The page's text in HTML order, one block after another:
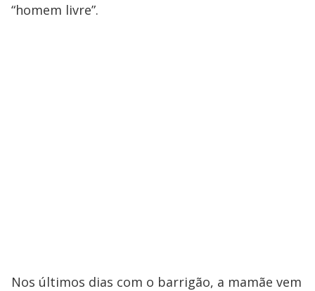
“homem livre”.
Nos últimos dias com o barrigão, a mamãe vem